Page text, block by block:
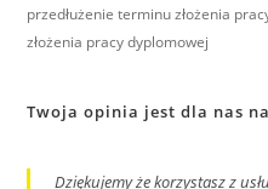
przedłużenie terminu złożenia
złożenia pracy dyplomowej
Twoja opinia jest dla nas
Dziękujemy że korzystasz z